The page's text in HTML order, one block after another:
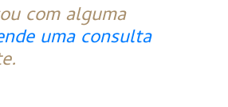
com alguma
uma consulta